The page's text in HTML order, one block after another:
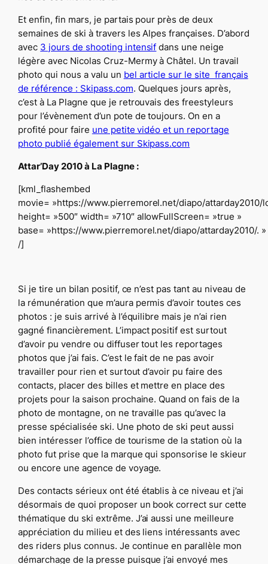
Et enfin, fin mars, je partais pour près de deux
semaines de ski à travers les Alpes françaises. D’abord
avec 3 jours de shooting intensif dans une neige
légère avec Nicolas Cruz-Mermy à Châtel. Un travail
photo qui nous a valu un bel article sur le site français
de référence : Skipass.com. Quelques jours après,
c’est à La Plagne que je retrouvais des freestyleurs
pour l’évènement d’un pote de toujours. On en a
profité pour faire une petite vidéo et un reportage
photo publié également sur Skipass.com
Attar’Day 2010 à La Plagne :
[kml_flashembed
movie= »https://www.pierremorel.net/diapo/attarday2010/
height= »500″ width= »710″ allowFullScreen= »true »
base= »https://www.pierremorel.net/diapo/attarday2010/. »
/]
Si je tire un bilan positif, ce n’est pas tant au niveau de
la rémunération que m’aura permis d’avoir toutes ces
photos : je suis arrivé à l’équilibre mais je n’ai rien
gagné financièrement. L’impact positif est surtout
d’avoir pu vendre ou diffuser tout les reportages
photos que j’ai fais. C’est le fait de ne pas avoir
travailler pour rien et surtout d’avoir pu faire des
contacts, placer des billes et mettre en place des
projets pour la saison prochaine. Quand on fais de la
photo de montagne, on ne travaille pas qu’avec la
presse spécialisée ski. Une photo de ski peut aussi
bien intéresser l’office de tourisme de la station où la
photo fut prise que la marque qui sponsorise le skieur
ou encore une agence de voyage.
Des contacts sérieux ont été établis à ce niveau et j’ai
désormais de quoi proposer un book correct sur cette
thématique du ski extrême. J’ai aussi une meilleure
appréciation du milieu et des liens intéressants avec
des riders plus connus. Je continue en parallèle mon
démarchage de la presse puisque j’ai envoyé mes